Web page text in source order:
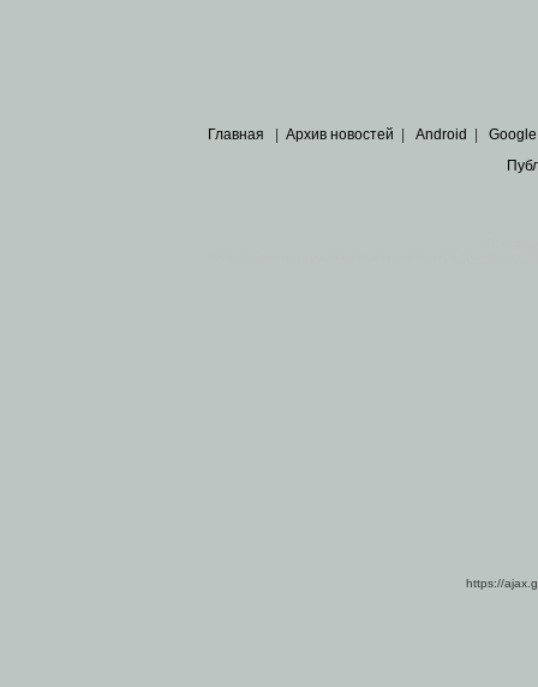
Главная Архив новостей Android Google
https://